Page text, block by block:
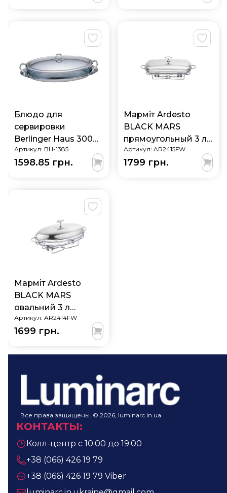
Блюдо для
сервировки
Berlinger Haus 3000
мл BH-1385
Артикул: BH-1385
1598.85 грн.
Марміт Ardesto
BLACK MARS
прямоугольный 3 л
AR2415FW
Артикул: AR2415FW
1799 грн.
Марміт Ardesto
BLACK MARS
овальний 3 л
AR2414FW
Артикул: AR2414FW
1699 грн.
Все права защищены. © 2026, luminarc.in.ua
КОНТАКТЫ:
Колл-центр с 10:00 до 19:00
+38 (066) 426 19 79
+38 (066) 426 19 79 Viber